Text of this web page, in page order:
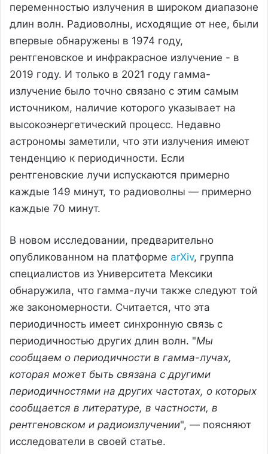
переменностью излучения в широком диапазоне
длин волн. Радиоволны, исходящие от нее, были
впервые обнаружены в 1974 году,
рентгеновское и инфракрасное излучение - в
2019 году. И только в 2021 году гамма-
излучение было точно связано с этим самым
источником, наличие которого указывает на
высокоэнергетический процесс. Недавно
астрономы заметили, что эти излучения имеют
тенденцию к периодичности. Если
рентгеновские лучи испускаются примерно
каждые 149 минут, то радиоволны — примерно
каждые 70 минут.
В новом исследовании, предварительно
опубликованном на платформе arXiv, группа
специалистов из Университета Мексики
обнаружила, что гамма-лучи также следуют той
же закономерности. Считается, что эта
периодичность имеет синхронную связь с
периодичностью других длин волн. "Мы
сообщаем о периодичности в гамма-лучах,
которая может быть связана с другими
периодичностями на других частотах, о которых
сообщается в литературе, в частности, в
рентгеновском и радиоизлучении", — поясняют
исследователи в своей статье.